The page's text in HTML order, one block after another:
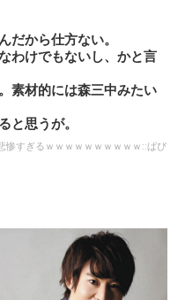
だから仕方ない。
わけでもないし、かと言
素材的には森三中みたい
と思うが。
惨すぎるｗｗｗｗｗｗｗｗｗｗ::ぱぴ